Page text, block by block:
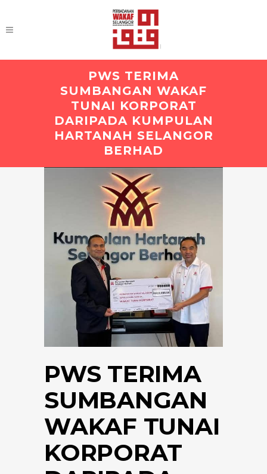
PWS TERIMA
SUMBANGAN WAKAF
TUNAI KORPORAT
DARIPADA KUMPULAN
HARTANAH SELANGOR
BERHAD
PWS TERIMA
SUMBANGAN
WAKAF TUNAI
KORPORAT